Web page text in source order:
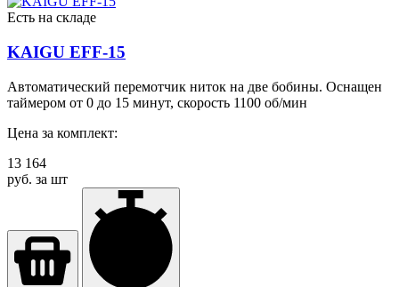
Есть на складе
KAIGU EFF-15
Автоматический перемотчик ниток на две бобины. Оснащен
таймером от 0 до 15 минут, скорость 1100 об/мин
Цена за комплект:
13 164
руб. за шт